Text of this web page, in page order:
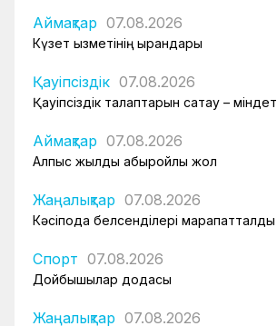
Аймақтар 07.08.2026
Күзет қызметінің қырандары
Қауіпсіздік 07.08.2026
Қауіпсіздік талаптарын сақтау – міндет
Аймақтар 07.08.2026
Алпыс жылдық абыройлы жол
Жаңалықтар 07.08.2026
Кәсіподақ белсенділері марапатталды
Спорт 07.08.2026
Дойбышылар додасы
Жаңалықтар 07.08.2026